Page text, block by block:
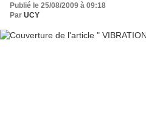
Publié le 25/08/2009 à 09:18
Par UCY